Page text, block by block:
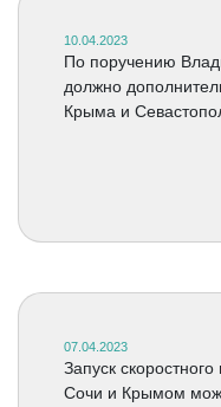
10.04.2023
По поручению
должно
Крыма и
07.04.2023
Запуск
Сочи и Крымом